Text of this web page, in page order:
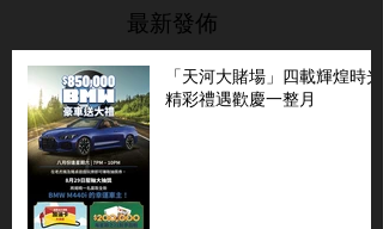
最新發佈
「天河大賭場」四載輝煌時光
精彩禮遇歡慶一整月